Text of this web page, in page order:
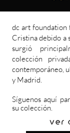
dc art foundation
Cristina debido a
surgió
colección
contemporáneo,
y Madrid.
Síguenosaquí
su colección.
Ver